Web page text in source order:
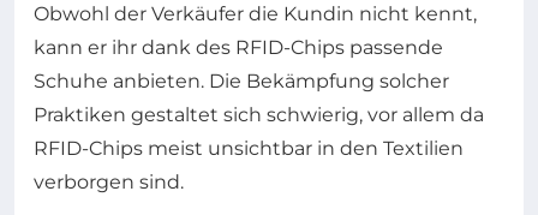
Obwohl der Verkäufer die Kundin nicht kennt,
kann er ihr dank des RFID-Chips passende
Schuhe anbieten. Die Bekämpfung solcher
Praktiken gestaltet sich schwierig, vor allem da
RFID-Chips meist unsichtbar in den Textilien
verborgen sind.